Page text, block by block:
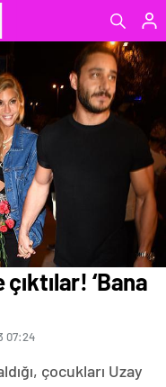
‘Bana
07:24
çocukları Uzay